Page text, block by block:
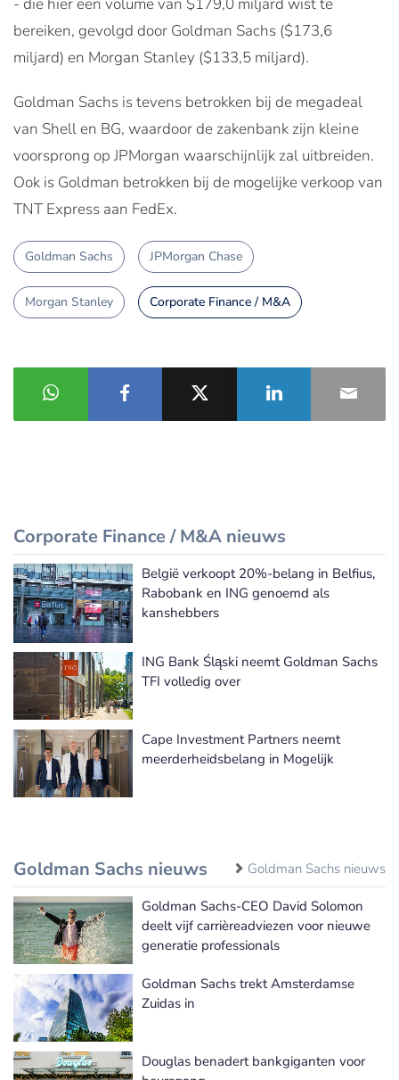
bereiken, gevolgd door Goldman Sachs ($173,6
miljard) en Morgan Stanley ($133,5 miljard).
Goldman Sachs is tevens betrokken bij de megadeal
van Shell en BG, waardoor de zakenbank zijn kleine
voorsprong op JPMorgan waarschijnlijk zal uitbreiden.
Ook is Goldman betrokken bij de mogelijke verkoop van
TNT Express aan FedEx.
Goldman Sachs JPMorgan Chase
Morgan Stanley Corporate Finance / M&A
Corporate Finance / M&A nieuws
Meer Corporate Finance / M&A nieuws
België verkoopt 20%-belang in Belfius,
Rabobank en ING genoemd als
kanshebbers
ING Bank Śląski neemt Goldman Sachs
TFI volledig over
Cape Investment Partners neemt
meerderheidsbelang in Mogelijk
Goldman Sachs nieuws Goldman Sachs nieuws
Goldman Sachs-CEO David Solomon
deelt vijf carrièreadviezen voor nieuwe
generatie professionals
Goldman Sachs trekt Amsterdamse
Zuidas in
Douglas benadert bankgiganten voor